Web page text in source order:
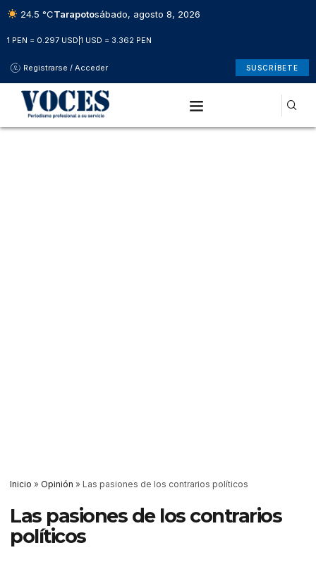
24.5 °CTarapotosábado, agosto 8, 2026
1 PEN = 0.297 USD 1 USD = 3.362 PEN
Registrarse / Acceder SUSCRÍBETE
Inicio » Opinión » Las pasiones de los contrarios políticos
Las pasiones de los contrarios
políticos